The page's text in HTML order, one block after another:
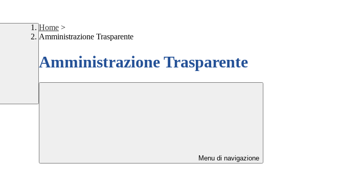
Home >
Amministrazione Trasparente
Amministrazione Trasparente
Menu di navigazione